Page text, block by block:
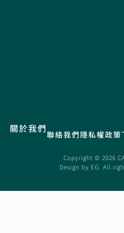
關於我們
聯絡我們隱私權政策
Copyright © 2026
Design by EG . All